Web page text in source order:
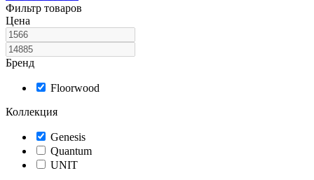
Фильтр товаров
Цена
Бренд
Floorwood
Коллекция
Genesis
Quantum
UNIT